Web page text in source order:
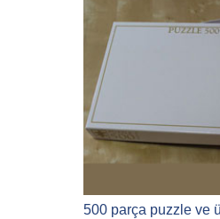
500 parça puzzle ve